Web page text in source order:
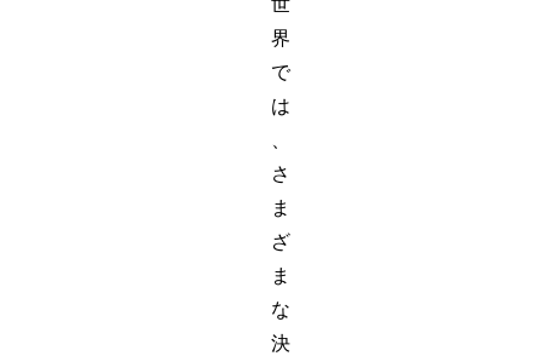
世
界
で
は
さ
ま
ざ
ま
な
決